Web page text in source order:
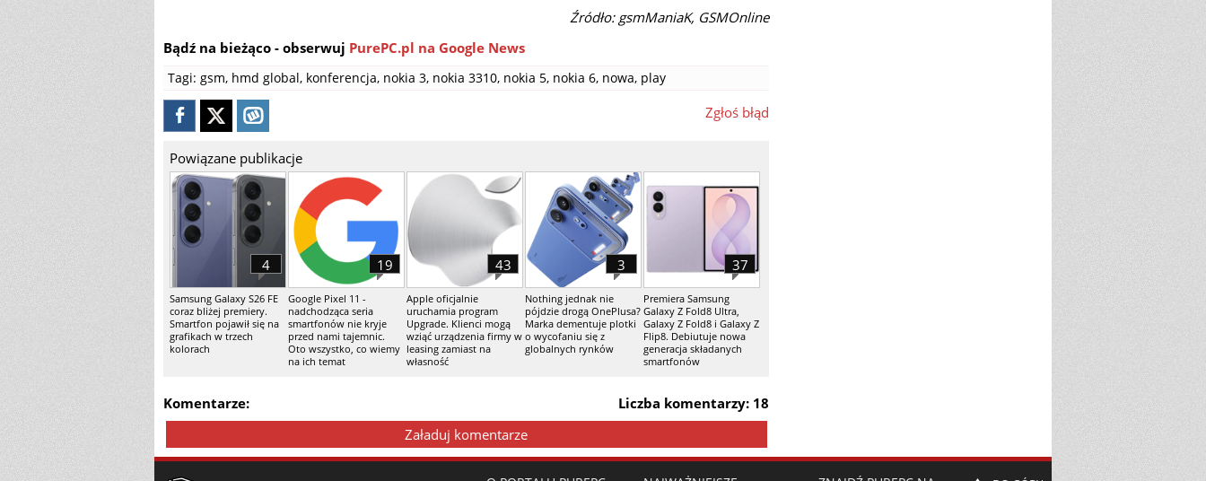
Źródło: gsmManiaK, GSMOnline
Bądź na bieżąco - obserwuj PurePC.pl na Google News
Tagi: gsm, hmd global, konferencja, nokia 3, nokia 3310, nokia 5, nokia 6, nowa, play
Zgłoś błąd
Powiązane publikacje
Samsung Galaxy S26 FE
coraz bliżej premiery.
Smartfon pojawił się na
grafikach w trzech
kolorach
4
Google Pixel 11 -
nadchodząca seria
smartfonów nie kryje
przed nami tajemnic.
Oto wszystko, co wiemy
na ich temat
19
Apple oficjalnie
uruchamia program
Upgrade. Klienci mogą
wziąć urządzenia firmy w
leasing zamiast na
własność
43
Nothing jednak nie
pójdzie drogą OnePlusa?
Marka dementuje plotki
o wycofaniu się z
globalnych rynków
3
Premiera Samsung
Galaxy Z Fold8 Ultra,
Galaxy Z Fold8 i Galaxy Z
Flip8. Debiutuje nowa
generacja składanych
smartfonów
37
Liczba komentarzy: 18
Komentarze:
Załaduj komentarze